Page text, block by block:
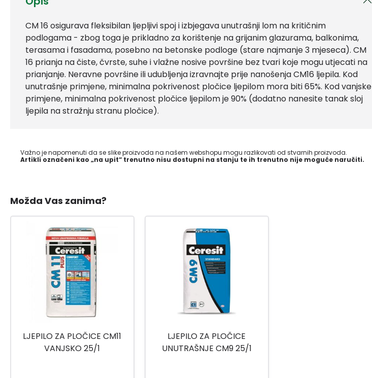
CM 16 osigurava fleksibilan ljepljivi spoj i izbjegava unutrašnji lom na kritičnim
podlogama - zbog toga je prikladno za korištenje na grijanim glazurama, balkonima,
terasama i fasadama, posebno na betonske podloge (stare najmanje 3 mjeseca). CM
16 prianja na čiste, čvrste, suhe i vlažne nosive površine bez tvari koje mogu utjecati na
prianjanje. Neravne površine ili udubljenja izravnajte prije nanošenja CM16 ljepila. Kod
unutrašnje primjene, minimalna pokrivenost pločice ljepilom mora biti 65%. Kod vanjske
primjene, minimalna pokrivenost pločice ljepilom je 90% (dodatno nanesite tanak sloj
ljepila na stražnju stranu pločice).
Važno je napomenuti da se slike proizvoda na našem webshopu mogu razlikovati od stvarnih proizvoda.
Artikli označeni kao „na upit“ trenutno nisu dostupni na stanju te ih trenutno nije moguće naručiti.
Možda Vas zanima?
LJEPILO ZA PLOČICE CM11
VANJSKO 25/1
LJEPILO ZA PLOČICE
UNUTRAŠNJE CM9 25/1